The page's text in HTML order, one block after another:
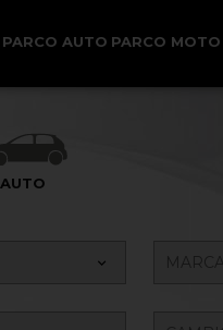
PARCO AUTO PARCO MOTO
AUTO